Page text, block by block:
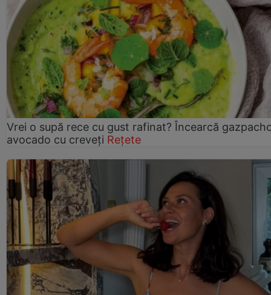
Vrei o supă rece cu gust rafinat? Încearcă
avocado cu creveți Rețete